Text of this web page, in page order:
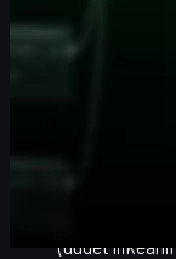
Counter-Striken
parannuksia, Valve
(uudet